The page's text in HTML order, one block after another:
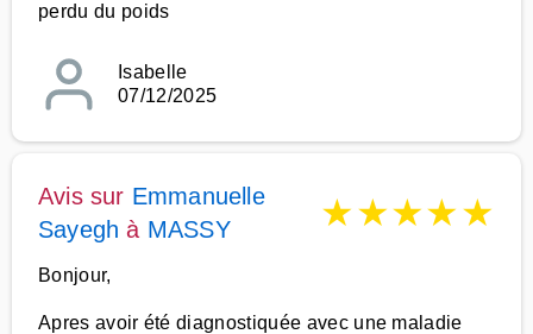
perdu du poids
Isabelle
07/12/2025
Avis sur Emmanuelle
Sayegh à MASSY ★★★★★
Bonjour,
Apres avoir été diagnostiquée avec une maladie